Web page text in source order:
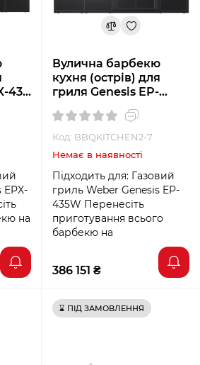
435
EPX-
на
Вулична барбекю
кухня (острів) для
гриля Genesis ЕP-
435w Weber BBQ
Kitchen Gas 331
Код: BBQKITCHEN2-7
Немає в наявності
Підходить для: Газовий
гриль Weber Genesis EP-
435W Перенесіть
приготування всього
барбекю на
386 151 ₴
⌛ ПІД ЗАМОВЛЕННЯ